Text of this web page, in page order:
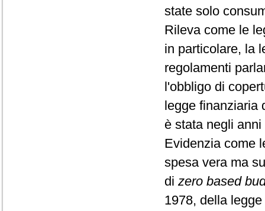
state solo
Rileva come le
in particolare, la
regolamenti
l'obbligo di
legge finanziaria
è stata negli
Evidenzia come
spesa vera ma
di zero based
1978, della